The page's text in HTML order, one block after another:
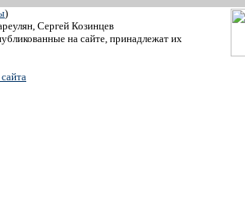
)
Сергей Козинцев
на сайте, принадлежат их